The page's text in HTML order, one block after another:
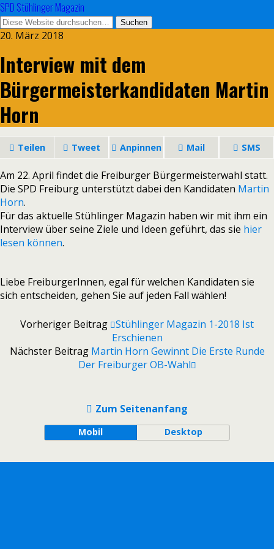
SPD Stühlinger Magazin
20. März 2018
Interview mit dem
Bürgermeisterkandidaten Martin
Horn
Teilen Tweet Anpinnen Mail SMS
Am 22. April fin­det die Freiburger Bürgermeisterwahl statt.
Die SPD Freiburg unter­stützt dabei den Kandidaten Martin
Horn.
Für das aktu­elle Stühlinger Magazin haben wir mit ihm ein
Interview über seine Ziele und Ideen geführt, das sie hier
lesen kön­nen.
Liebe FreiburgerInnen, egal für wel­chen Kandidaten sie
sich ent­schei­den, gehen Sie auf jeden Fall wäh­len!
Vorheriger Beitrag Stühlinger Magazin 1-2018 Ist
Erschienen
Nächster Beitrag Martin Horn Gewinnt Die Erste Runde
Der Freiburger OB-Wahl
Zum Seitenanfang
Mobil Desktop